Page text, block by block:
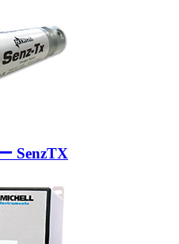
SenzTX